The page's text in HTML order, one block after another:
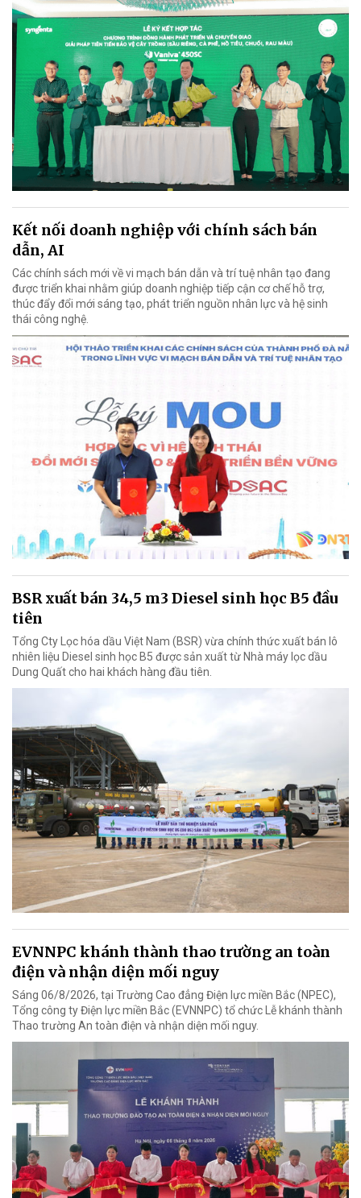
Kết nối doanh nghiệp với chính sách bán
dẫn, AI
Các chính sách mới về vi mạch bán dẫn và trí tuệ nhân tạo đang
được triển khai nhằm giúp doanh nghiệp tiếp cận cơ chế hỗ trợ,
thúc đẩy đổi mới sáng tạo, phát triển nguồn nhân lực và hệ sinh
thái công nghệ.
BSR xuất bán 34,5 m3 Diesel sinh học B5 đầu
tiên
Tổng Cty Lọc hóa dầu Việt Nam (BSR) vừa chính thức xuất bán lô
nhiên liệu Diesel sinh học B5 được sản xuất từ Nhà máy lọc dầu
Dung Quất cho hai khách hàng đầu tiên.
EVNNPC khánh thành thao trường an toàn
điện và nhận diện mối nguy
Sáng 06/8/2026, tại Trường Cao đẳng Điện lực miền Bắc (NPEC),
Tổng công ty Điện lực miền Bắc (EVNNPC) tổ chức Lễ khánh thành
Thao trường An toàn điện và nhận diện mối nguy.